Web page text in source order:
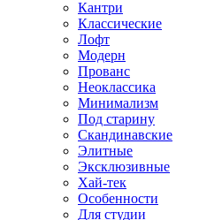
Кантри
Классические
Лофт
Модерн
Прованс
Неоклассика
Минимализм
Под старину
Скандинавские
Элитные
Эксклюзивные
Хай-тек
Особенности
Для студии